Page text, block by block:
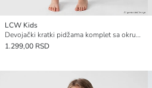
LCW Kids
Devojački kratki pidžama komplet sa okruglim izrezom
1.299,00 RSD